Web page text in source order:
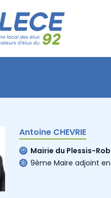
Antoine CHEVRIE
Mairie du Plessis-
9ème Maire adjoint